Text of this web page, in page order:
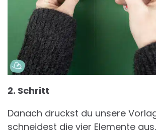
2. Schritt
Danach druckst du unsere
schneidest die vier Elemente aus.